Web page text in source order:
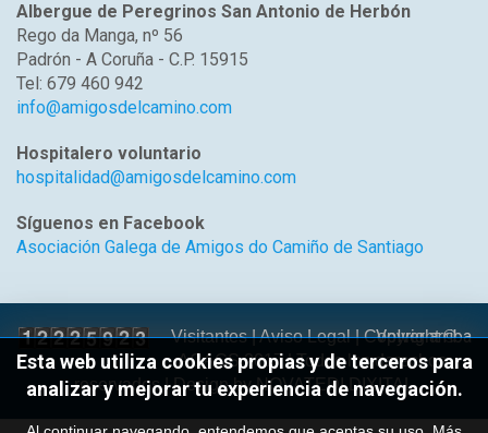
Albergue de Peregrinos San Antonio de Herbón
Rego da Manga, nº 56
Padrón - A Coruña - C.P. 15915
Tel: 679 460 942
info@amigosdelcamino.com
Hospitalero voluntario
hospitalidad@amigosdelcamino.com
Síguenos en Facebook
Asociación Galega de Amigos do Camiño de Santiago
Volver arriba
Visitantes |Aviso Legal| Copyright ©
AGACS 2017 | Todos los derechos
reservados | Design byNOVATEDI DIXITAL
Esta web utiliza cookies propias y de terceros para
analizar y mejorar tu experiencia de navegación.